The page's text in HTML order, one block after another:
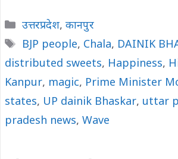
Categories
उत्तरप्रदेश, कानपुर
Tags
BJP people, Chala, DAINIK
distributed sweets, Happiness,
Kanpur, magic, Prime Minister
states, UP dainik Bhaskar, uttar
pradesh news, Wave